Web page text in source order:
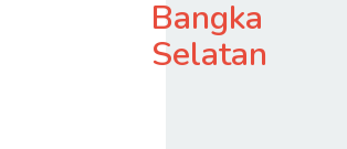
Bangka
Selatan